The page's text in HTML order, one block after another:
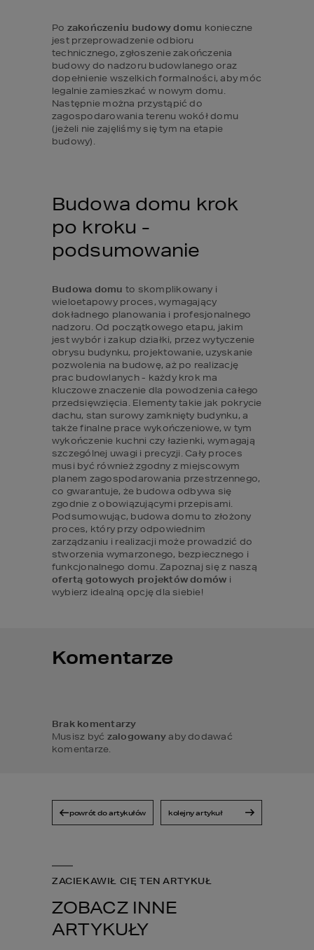
Po zakończeniu budowy domu konieczne
jest przeprowadzenie odbioru
technicznego, zgłoszenie zakończenia
budowy do nadzoru budowlanego oraz
dopełnienie wszelkich formalności, aby móc
legalnie zamieszkać w nowym domu.
Następnie można przystąpić do
zagospodarowania terenu wokół domu
(jeżeli nie zajęliśmy się tym na etapie
budowy).
Budowa domu krok
po kroku -
podsumowanie
Budowa domu to skomplikowany i
wieloetapowy proces, wymagający
dokładnego planowania i profesjonalnego
nadzoru. Od początkowego etapu, jakim
jest wybór i zakup działki, przez wytyczenie
obrysu budynku, projektowanie, uzyskanie
pozwolenia na budowę, aż po realizację
prac budowlanych - każdy krok ma
kluczowe znaczenie dla powodzenia całego
przedsięwzięcia. Elementy takie jak pokrycie
dachu, stan surowy zamknięty budynku, a
także finalne prace wykończeniowe, w tym
wykończenie kuchni czy łazienki, wymagają
szczególnej uwagi i precyzji. Cały proces
musi być również zgodny z miejscowym
planem zagospodarowania przestrzennego,
co gwarantuje, że budowa odbywa się
zgodnie z obowiązującymi przepisami.
Podsumowując, budowa domu to złożony
proces, który przy odpowiednim
zarządzaniu i realizacji może prowadzić do
stworzenia wymarzonego, bezpiecznego i
ofertą gotowych projektów domów i
wybierz idealną opcję dla siebie!
Komentarze
Brak komentarzy
Musisz być zalogowanyaby dodawać
komentarze.
powrót do artykułów kolejny artykuł
ZACIEKAWIŁ CIĘ TEN ARTYKUŁ
ZOBACZ INNE
ARTYKUŁY